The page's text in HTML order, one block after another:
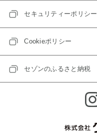
セキュリティーポリシー
Cookieポリシー
セゾンのふるさと納税